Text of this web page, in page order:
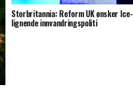
Storbritannia: Reform UK ønsker Ice-
lignende innvandringspoliti